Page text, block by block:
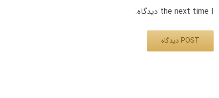
the next time I دیدگاه.